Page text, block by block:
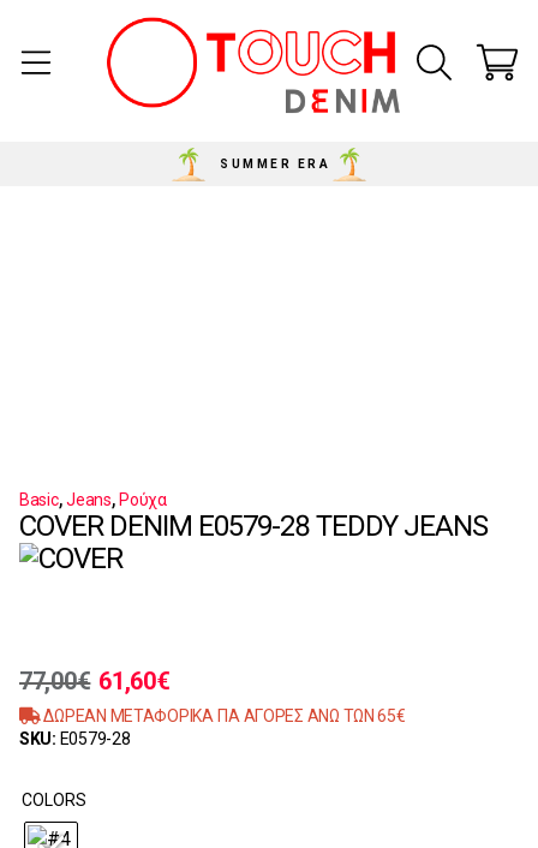
SUMMER ERA
Basic,Jeans,Ρούχα
COVER DENIM E0579-28 TEDDY JEANS
77,00€ 61,60€
ΔΩΡΕΑΝ ΜΕΤΑΦΟΡΙΚΑ ΓΙΑ ΑΓΟΡΕΣ ΑΝΩ ΤΩΝ 65€
SKU: E0579-28
COLORS